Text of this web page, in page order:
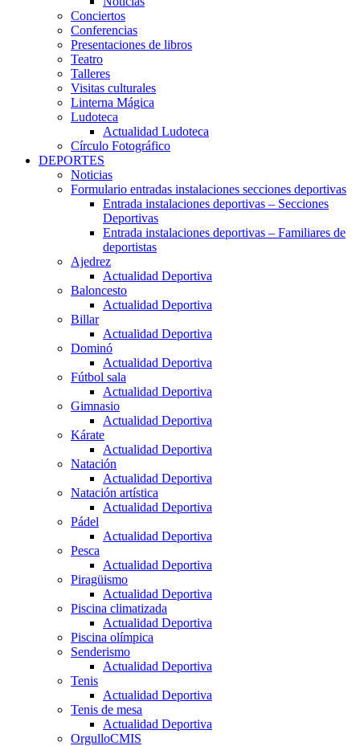
Conciertos
Conferencias
Presentaciones de libros
Teatro
Talleres
Visitas culturales
Linterna Mágica
Ludoteca
Actualidad Ludoteca
Círculo Fotográfico
DEPORTES
Noticias
Formulario entradas instalaciones secciones deportivas
Entrada instalaciones deportivas – Secciones
Deportivas
Entrada instalaciones deportivas – Familiares de
deportistas
Ajedrez
Actualidad Deportiva
Baloncesto
Actualidad Deportiva
Billar
Actualidad Deportiva
Dominó
Actualidad Deportiva
Fútbol sala
Actualidad Deportiva
Gimnasio
Actualidad Deportiva
Kárate
Actualidad Deportiva
Natación
Actualidad Deportiva
Natación artística
Actualidad Deportiva
Pádel
Actualidad Deportiva
Pesca
Actualidad Deportiva
Piragüismo
Actualidad Deportiva
Piscina climatizada
Actualidad Deportiva
Piscina olímpica
Senderismo
Actualidad Deportiva
Tenis
Actualidad Deportiva
Tenis de mesa
Actualidad Deportiva
OrgulloCMIS